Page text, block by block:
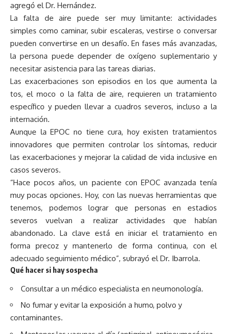
agregó el Dr. Hernández.
La falta de aire puede ser muy limitante: actividades
simples como caminar, subir escaleras, vestirse o conversar
pueden convertirse en un desafío. En fases más avanzadas,
la persona puede depender de oxígeno suplementario y
necesitar asistencia para las tareas diarias.
Las exacerbaciones son episodios en los que aumenta la
tos, el moco o la falta de aire, requieren un tratamiento
específico y pueden llevar a cuadros severos, incluso a la
internación.
Aunque la EPOC no tiene cura, hoy existen tratamientos
innovadores que permiten controlar los síntomas, reducir
las exacerbaciones y mejorar la calidad de vida inclusive en
casos severos.
“Hace pocos años, un paciente con EPOC avanzada tenía
muy pocas opciones. Hoy, con las nuevas herramientas que
tenemos, podemos lograr que personas en estadios
severos vuelvan a realizar actividades que habían
abandonado. La clave está en iniciar el tratamiento en
forma precoz y mantenerlo de forma continua, con el
adecuado seguimiento médico”, subrayó el Dr. Ibarrola.
Qué hacer si hay sospecha
Consultar a un médico especialista en neumonología.
No fumar y evitar la exposición a humo, polvo y
contaminantes.